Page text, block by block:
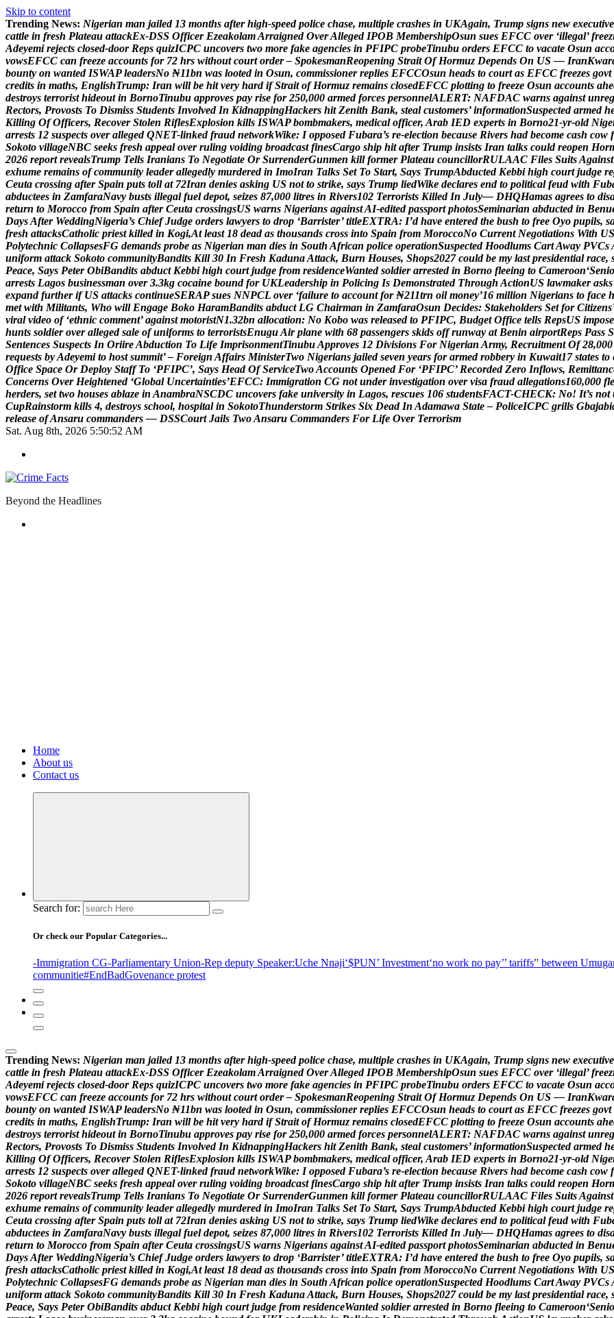
Skip to content
Trending News: Nigerian man jailed 13 months after high-speed police chase, multiple crashes in UKAgain, Trump signs new executive
cattle in fresh Plateau attackEx-DSS Officer EzeakolamArraigned OverAlleged IPOB MembershipOsun sues EFCC over ‘illegal’ freez
Adeyemi rejects closed-door Reps quizICPC uncovers two more fake agencies in PFIPC probeTinubu orders EFCC to vacate Osun acc
vowsEFCC can freeze accounts for 72 hrs without court order – SpokesmanReopening Strait Of Hormuz Depends On US — IranKwar
bounty on wanted ISWAP leadersNo ₦11bn was looted in Osun, commissioner replies EFCCOsun heads to court as EFCC freezes govt
credits in maths, EnglishTrump: Iran will be hit very hard if Strait of Hormuz remains closedEFCC plotting to freeze Osun accounts ahe
destroys terrorist hideout in BornoTinubu approves pay rise for 250,000 armed forces personnelALERT: NAFDAC warns against unreg
Rectors, Provosts To Dismiss Students Involved In KidnappingHackers hit Zenith Bank, steal customers’ informationSuspected armed h
Killing Of Officers, Recover Stolen RiflesExplosion kills ISWAP bombmakers, medical officer, Arab IED experts in Borno21-yr-old Nige
arrests 12 suspects over alleged QNET-linked fraud networkWike: I opposed Fubara’s re-election because Rivers had become cash cow f
Sokoto villageNBC seeks fresh appeal over ruling voiding broadcast finesCargo ship hit after Trump insists Iran talks could reopen Hor
2026 report revealsTrump Tells Iranians To Negotiate Or SurrenderGunmen kill former Plateau councillorRULAAC Files SuitsAgainst
exhume remains of community leader allegedly murdered in ImoIran Talks Set To Start, Says TrumpAbducted Kebbi high court judge re
Ceuta crossing after Spain puts toll at 72Iran denies asking US not to strike, says Trump liedWike declares end to political feud with Fub
abductees in ZamfaraNavy busts illegal fuel depot, seizes 87,000 litres in Rivers102 Terrorists Killed In July— DHQHamas agrees to dis
return to Morocco from Spain after Ceuta crossingsUS warns Nigerians againstAI-edited passport photosSeminarian abducted in Benu
DaysAfter WeddingNigeria’s Chief Judge orders lawyers to drop ‘Barrister’ titleEXTRA: I’d have entered the bush to free Oyo pupils, s
fresh attacksCatholic priest killed in Kogi,At least 18 dead as thousands cross into Spain from MoroccoNo Current Negotiations With US
Polytechnic CollapsesFG demands probe as Nigerian man dies in South African police operationSuspected Hoodlums CartAway PVCs
uniform attack Sokoto communityBandits Kill 30 In Fresh KadunaAttack, Burn Houses, Shops2027 could be my last presidential race,
Peace, Says Peter ObiBandits abduct Kebbi high court judge from residenceWanted soldier arrested in Borno fleeing to Cameroon‘Senio
arrests Lagos businessman over 3.3kg cocaine bound for UKLeadership in Policing Is Demonstrated Through ActionUS lawmaker asks
expand further if US attacks continueSERAP sues NNPCL over ‘failure to account for ₦211trn oil money’16 million Nigerians to face h
met with Militants, Who will Engage Boko HaramBandits abduct LG Chairman in ZamfaraOsun Decides: Stakeholders Set for Citizens’
viral video of ‘ethnic comment’ against motoristN1.32bn allocation: No Kobo was released to PFIPC, Budget Office tells RepsUS impose
hunts soldier over alleged sale of uniforms to terroristsEnuguAir plane with 68 passengers skids off runway at Benin airportReps Pass S
Sentences Suspects In OriireAbduction To Life ImprisonmentTinubuApproves 12 Divisions For Nigerian Army, Recruitment Of 28,000
requests byAdeyemi to host summit’ – Foreign Affairs MinisterTwo Nigerians jailed seven years for armed robbery in Kuwait17 states to
Office Space Or Deploy Staff To ‘PFIPC’, Says Head Of ServiceTwoAccounts Opened For ‘PFIPC’ Recorded Zero Inflows, Remittanc
Concerns Over Heightened ‘Global Uncertainties’EFCC: Immigration CG not under investigation over visa fraud allegations160,000 fle
herders, set two houses ablaze in AnambraNSCDC uncovers fake university in Lagos, rescues 106 studentsFACT-CHECK: No! It’s not
CupRainstorm kills 4, destroys school, hospital in SokotoThunderstorm Strikes Six Dead In Adamawa State – PoliceICPC grills Gbajabi
release ofAnsaru commanders — DSSCourt Jails TwoAnsaru Commanders For Life Over Terrorism
Sat. Aug 8th, 2026 5:50:53 AM
Beyond the Headlines
Home
About us
Contact us
Search for:
Or check our Popular Categories...
-Immigration CG-Parliamentary Union-Rep deputy Speaker:Uche Nnaji‘$PUN’ Investment‘no work no pay’’ tariffs” between
communitie#EndBadGovenance protest
Trending News: Nigerian man jailed 13 months after high-speed police chase, multiple crashes in UKAgain, Trump signs new executive
cattle in fresh Plateau attackEx-DSS Officer EzeakolamArraigned OverAlleged IPOB MembershipOsun sues EFCC over ‘illegal’ freez
Adeyemi rejects closed-door Reps quizICPC uncovers two more fake agencies in PFIPC probeTinubu orders EFCC to vacate Osun acc
vowsEFCC can freeze accounts for 72 hrs without court order – SpokesmanReopening Strait Of Hormuz Depends On US — IranKwar
bounty on wanted ISWAP leadersNo ₦11bn was looted in Osun, commissioner replies EFCCOsun heads to court as EFCC freezes govt
credits in maths, EnglishTrump: Iran will be hit very hard if Strait of Hormuz remains closedEFCC plotting to freeze Osun accounts ahe
destroys terrorist hideout in BornoTinubu approves pay rise for 250,000 armed forces personnelALERT: NAFDAC warns against unreg
Rectors, Provosts To Dismiss Students Involved In KidnappingHackers hit Zenith Bank, steal customers’ informationSuspected armed h
Killing Of Officers, Recover Stolen RiflesExplosion kills ISWAP bombmakers, medical officer, Arab IED experts in Borno21-yr-old Nige
arrests 12 suspects over alleged QNET-linked fraud networkWike: I opposed Fubara’s re-election because Rivers had become cash cow f
Sokoto villageNBC seeks fresh appeal over ruling voiding broadcast finesCargo ship hit after Trump insists Iran talks could reopen Hor
2026 report revealsTrump Tells Iranians To Negotiate Or SurrenderGunmen kill former Plateau councillorRULAAC Files SuitsAgainst
exhume remains of community leader allegedly murdered in ImoIran Talks Set To Start, Says TrumpAbducted Kebbi high court judge re
Ceuta crossing after Spain puts toll at 72Iran denies asking US not to strike, says Trump liedWike declares end to political feud with Fub
abductees in ZamfaraNavy busts illegal fuel depot, seizes 87,000 litres in Rivers102 Terrorists Killed In July— DHQHamas agrees to dis
return to Morocco from Spain after Ceuta crossingsUS warns Nigerians againstAI-edited passport photosSeminarian abducted in Benu
DaysAfter WeddingNigeria’s Chief Judge orders lawyers to drop ‘Barrister’ titleEXTRA: I’d have entered the bush to free Oyo pupils, s
fresh attacksCatholic priest killed in Kogi,At least 18 dead as thousands cross into Spain from MoroccoNo Current Negotiations With US
Polytechnic CollapsesFG demands probe as Nigerian man dies in South African police operationSuspected Hoodlums CartAway PVCs
uniform attack Sokoto communityBandits Kill 30 In Fresh KadunaAttack, Burn Houses, Shops2027 could be my last presidential race,
Peace, Says Peter ObiBandits abduct Kebbi high court judge from residenceWanted soldier arrested in Borno fleeing to Cameroon‘Senio